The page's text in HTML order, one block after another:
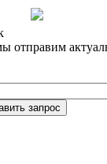
отправим